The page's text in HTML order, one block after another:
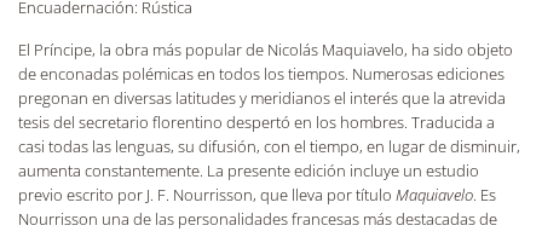
Encuadernación: Rústica
El Príncipe, la obra más popular de Nicolás Maquiavelo, ha sido objeto
de enconadas polémicas en todos los tiempos. Numerosas ediciones
pregonan en diversas latitudes y meridianos el interés que la atrevida
tesis del secretario florentino despertó en los hombres. Traducida a
casi todas las lenguas, su difusión, con el tiempo, en lugar de disminuir,
aumenta constantemente. La presente edición incluye un estudio
previo escrito por J. F. Nourrisson, que lleva por título Maquiavelo. Es
Nourrisson una de las personalidades francesas más destacadas de